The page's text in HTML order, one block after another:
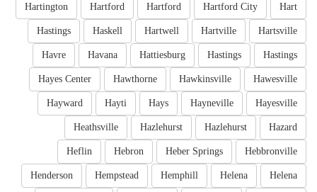
Hart
Hartford City
Hartford
Hartford
Hartington
Hartsville
Hartville
Hartwell
Haskell
Hastings
Hastings
Hastings
Hattiesburg
Havana
Havre
Hawesville
Hawkinsville
Hawthorne
Hayes Center
Hayesville
Hayneville
Hays
Hayti
Hayward
Hazard
Hazlehurst
Hazlehurst
Heathsville
Hebbronville
Heber Springs
Hebron
Heflin
Helena
Helena
Hemphill
Hempstead
Henderson